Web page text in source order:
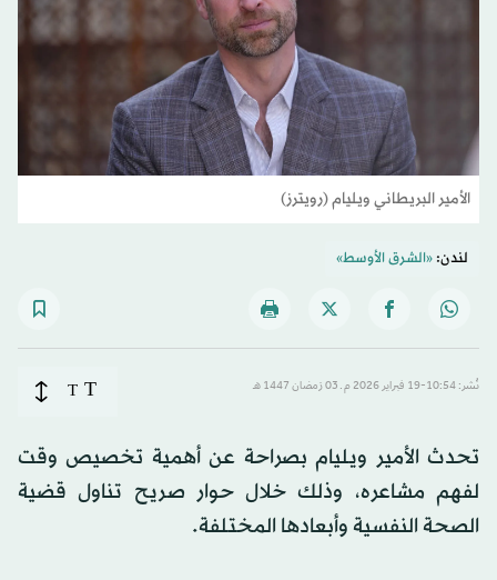
الأمير البريطاني ويليام (رويترز)
لندن:«الشرق الأوسط»
نُشر: 10:54-19 فبراير 2026 م ـ 03 رَمضان 1447 هـ T
T
تحدث الأمير ويليام بصراحة عن أهمية تخصيص وقت
لفهم مشاعره، وذلك خلال حوار صريح تناول قضية
الصحة النفسية وأبعادها المختلفة.